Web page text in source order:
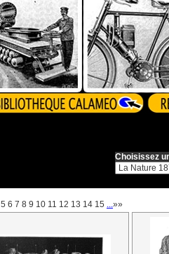
Choisissez
5 6 7 8 9 10 11 12 13 14 15 ...»»